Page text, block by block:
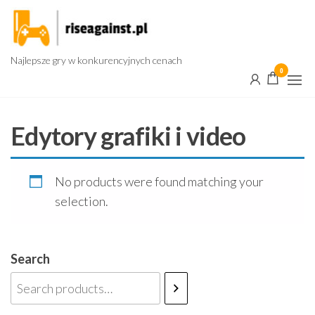
Przejdź
treści
Najlepsze gry w konkurencyjnych cenach
0
Edytory grafiki i video
No products were found matching your
selection.
Search